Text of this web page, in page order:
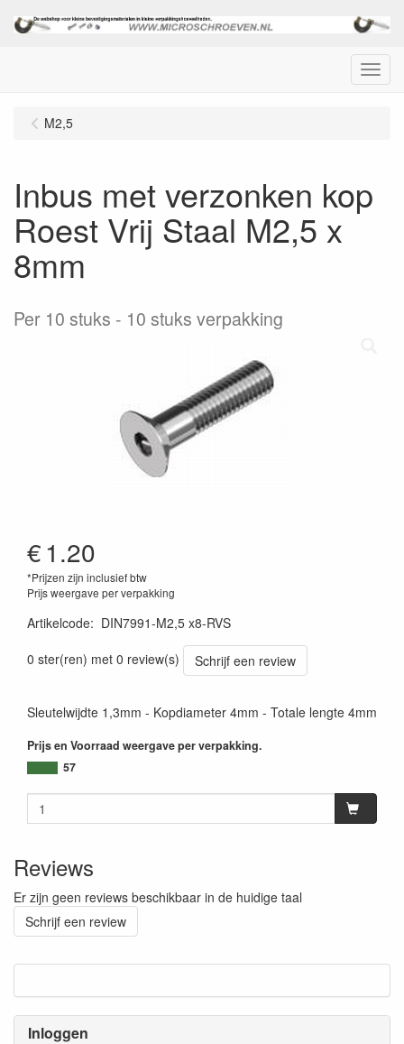
Menu
Inloggen
M2,5
Inbus met verzonken kop
Roest Vrij Staal M2,5 x
8mm
Per 10 stuks 10 stuks verpakking
€1.20
*Prijzen zijn inclusief btw
Prijs weergave per verpakking
Artikelcode: DIN7991-M2,5 x8-RVS
0 ster(ren) met 0 review(s)
Schrijf een review
Sleutelwijdte 1,3mm - Kopdiameter 4mm - Totale lengte 4mm
Prijs en Voorraad weergave per verpakking.
57
Reviews
Er zijn geen reviews beschikbaar in de huidige taal
Schrijf een review